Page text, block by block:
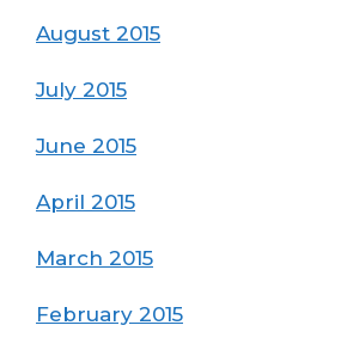
August 2015
July 2015
June 2015
April 2015
March 2015
February 2015